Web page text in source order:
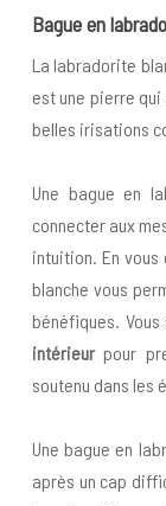
Bague en
La labradorite
est une pierre
belles irisations
Une bague en
connecter aux
intuition. En
blanche vous
bénéfiques.
intérieurpour
soutenu dans les
Une bague en
après un cap